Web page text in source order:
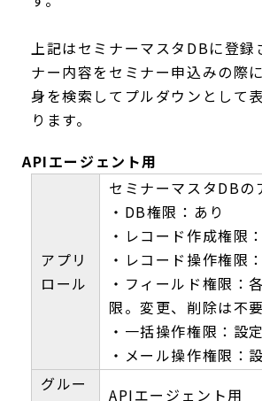
上記はセミナーマスタDBに登録
ナー内容をセミナー申込みの際
身を検索してプルダウンとして
ります。
APIエージェント用
アプリ
ロール
セミナーマスタDBの
・DB権限：あり
・レコード作成権限
・レコード操作権限
・フィールド権限：
限。変更、削除は不要
・一括操作権限：設
・メール操作権限：
グルー
APIエージェント用